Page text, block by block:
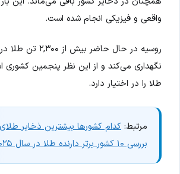
واقعی و فیزیکی انجام شده است.
روسیه در حال حاضر بیش
نگهداری می‌کند و از این نظر پنجمین
طلا را در اختیار دارد.
مرتبط: کدام کشورها بیشترین ذخایر
بررسی ۱۰ کشور برتر دارنده طلا در سال ۲۰۲۵